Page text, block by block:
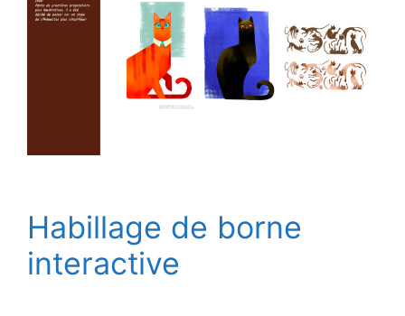
Habillage de borne
interactive